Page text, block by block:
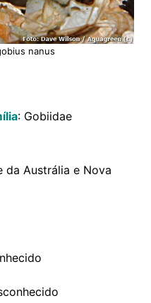
nanus
: Gobiidae
da Austrália e Nova